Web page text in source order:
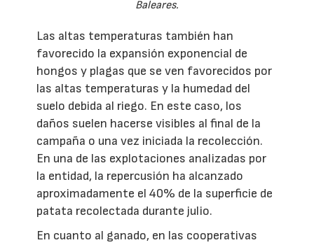
Baleares.
Las altas temperaturas también han
favorecido la expansión exponencial de
hongos y plagas que se ven favorecidos por
las altas temperaturas y la humedad del
suelo debida al riego. En este caso, los
daños suelen hacerse visibles al final de la
campaña o una vez iniciada la recolección.
En una de las explotaciones analizadas por
la entidad, la repercusión ha alcanzado
aproximadamente el 40% de la superficie de
patata recolectada durante julio.
En cuanto al ganado, en las cooperativas